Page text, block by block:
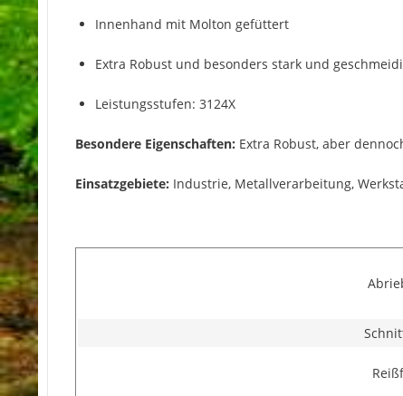
Innenhand mit Molton gefüttert
Extra Robust und besonders stark und
Leistungsstufen: 3124X
Besondere Eigenschaften: Extra Robust, aber
Einsatzgebiete: Industrie, Metallverarbeitung,